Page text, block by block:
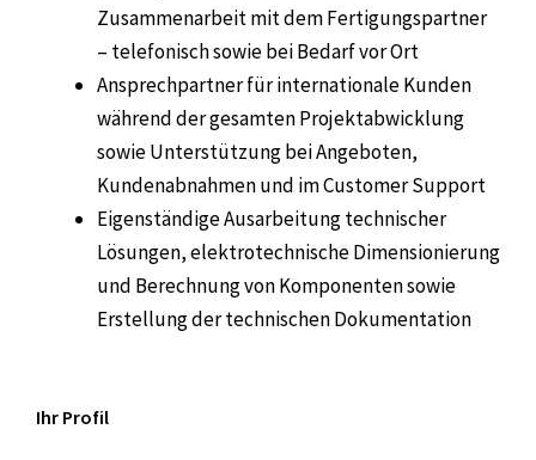
Zusammenarbeit mit dem Fertigungspartner
– telefonisch sowie bei Bedarf vor Ort
Ansprechpartner für internationale Kunden
während der gesamten Projektabwicklung
sowie Unterstützung bei Angeboten,
Kundenabnahmen und im Customer Support
Eigenständige Ausarbeitung technischer
Lösungen, elektrotechnische Dimensionierung
und Berechnung von Komponenten sowie
Erstellung der technischen Dokumentation
Ihr Profil